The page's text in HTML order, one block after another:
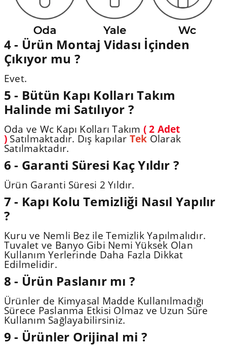
4 - Ürün Montaj Vidası İçinden
Çıkıyor mu ?
Evet.
5 - Bütün Kapı Kolları Takım
Halinde mi Satılıyor ?
Oda ve Wc Kapı Kolları Takım ( 2 Adet
) Satılmaktadır. Dış kapılar Tek Olarak
Satılmaktadır.
6 - Garanti Süresi Kaç Yıldır ?
Ürün Garanti Süresi 2 Yıldır.
7 - Kapı Kolu Temizliği Nasıl Yapılır
?
Kuru ve Nemli Bez ile Temizlik Yapılmalıdır.
Tuvalet ve Banyo Gibi Nemi Yüksek Olan
Kullanım Yerlerinde Daha Fazla Dikkat
Edilmelidir.
8 - Ürün Paslanır mı ?
Ürünler de Kimyasal Madde Kullanılmadığı
Sürece Paslanma Etkisi Olmaz ve Uzun Süre
Kullanım Sağlayabilirsiniz.
9 - Ürünler Orijinal mi ?